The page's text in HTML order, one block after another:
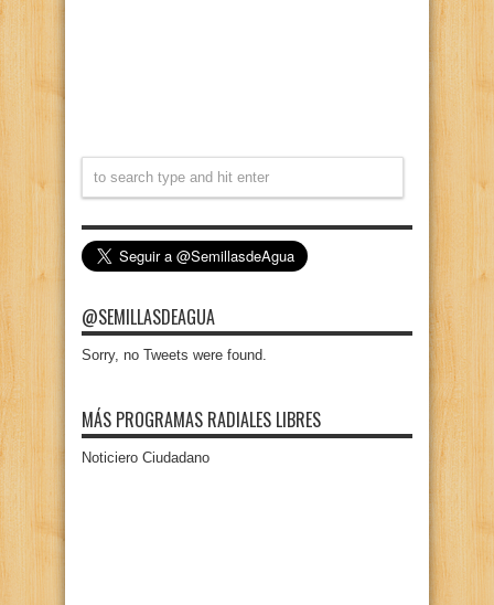
@SEMILLASDEAGUA
Sorry, no Tweets were found.
MÁS PROGRAMAS RADIALES LIBRES
Noticiero Ciudadano